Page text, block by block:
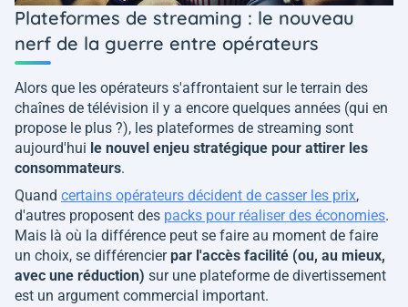
Plateformes de streaming : le nouveau
nerf de la guerre entre opérateurs
Alors que les opérateurs s'affrontaient sur le terrain des
chaînes de télévision il y a encore quelques années (qui en
propose le plus ?), les plateformes de streaming sont
aujourd'hui le nouvel enjeu stratégique pour attirer les
consommateurs.
Quand certains opérateurs décident de casser les prix,
d'autres proposent des packs pour réaliser des économies.
Mais là où la différence peut se faire au moment de faire
un choix, se différencierpar l'accès facilité (ou, au mieux,
avec une réduction) sur une plateforme de divertissement
est un argument commercial important.